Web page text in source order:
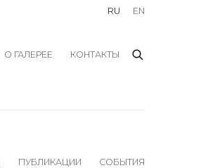
О ГАЛЕРЕЕ КОНТАКТЫ
RU EN
ПУБЛИКАЦИИ СОБЫТИЯ